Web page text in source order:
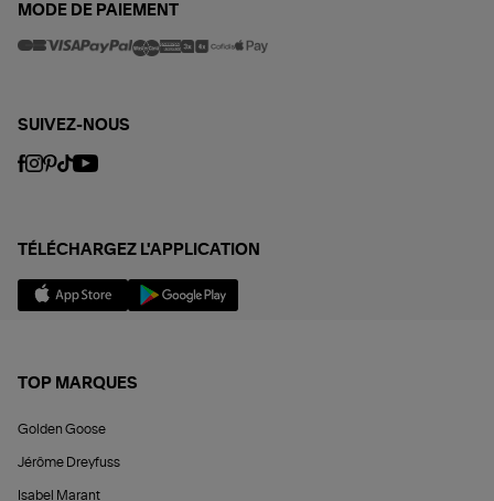
MODE DE PAIEMENT
SUIVEZ-NOUS
TÉLÉCHARGEZ L'APPLICATION
TOP MARQUES
Golden Goose
Jérôme Dreyfuss
Isabel Marant